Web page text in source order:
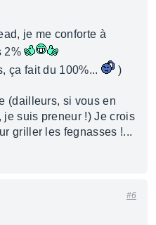
je me conforte à
2%
ça fait du 100%...
)
(dailleurs, si vous en
suis preneur !) Je crois
griller les fegnasses !...
#6